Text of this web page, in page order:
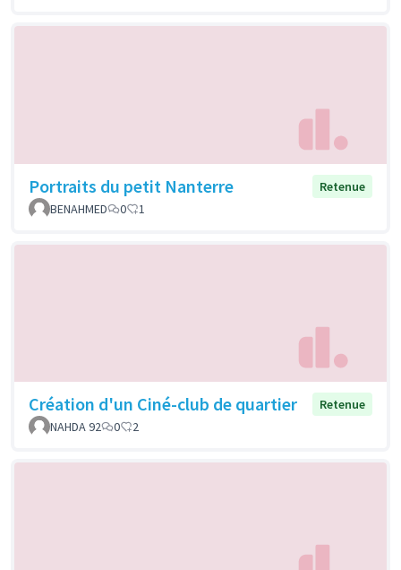
Portraits du petit Nanterre
Retenue
BENAHMED
0 1
Création d'un Ciné-club de quartier
Retenue
NAHDA 92
0 2